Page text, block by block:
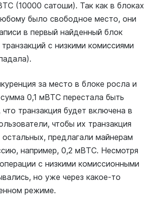
(10000 сатоши). Так как в блоках
было свободное место, они
в первый найденный блок
с низкими комиссиями
за место в блоке росла и
0,1 мBTC перестала быть
что транзакция будет включена в
чтобы их транзакция
предлагали майнерам
например, 0,2 мBTC. Несмотря
с низкими комиссионными
но уже через какое-то
режиме.